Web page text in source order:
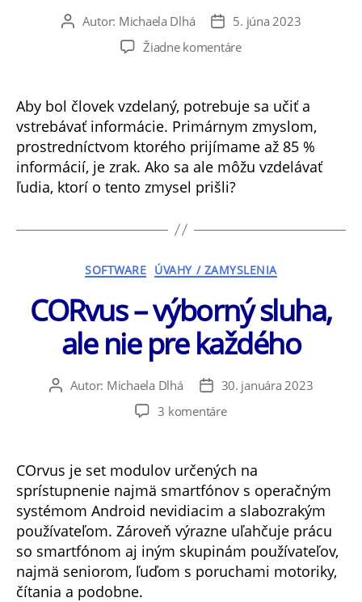
AutorAutor: Michaela Dlhá
Dátum
článku
5. júna 2023
Žiadne komentárena
Brailové
displeje:
vývoj
písma
Aby bol človek vzdelaný, potrebuje sa učiť a
vstrebávať informácie. Primárnym zmyslom,
prostredníctvom ktorého prijímame až 85 %
informácií, je zrak. Ako sa ale môžu vzdelávať
ľudia, ktorí o tento zmysel prišli?
Kategórie
SOFTWARE ÚVAHY / ZAMYSLENIA
CORvus – výborný sluha,
ale nie pre každého
AutorAutor: Michaela Dlhá
Dátum
článku
30. januára 2023
3 komentárena
výborný
ale
nie
pre
každého
COrvus je set modulov určených na
sprístupnenie najmä smartfónov s operačným
systémom Android nevidiacim a slabozrakým
používateľom. Zároveň výrazne uľahčuje prácu
so smartfónom aj iným skupinám používateľov,
najmä seniorom, ľuďom s poruchami motoriky,
čítania a podobne.